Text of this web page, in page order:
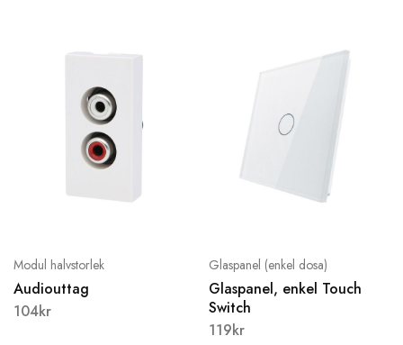
Modul halvstorlek
Audiouttag
104kr
Glaspanel (enkel dosa)
Glaspanel, enkel Touch
Switch
119kr